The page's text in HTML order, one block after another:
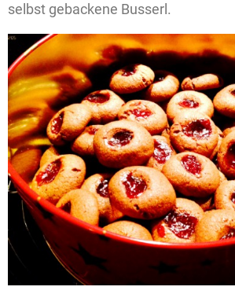
selbst gebackene Busserl.